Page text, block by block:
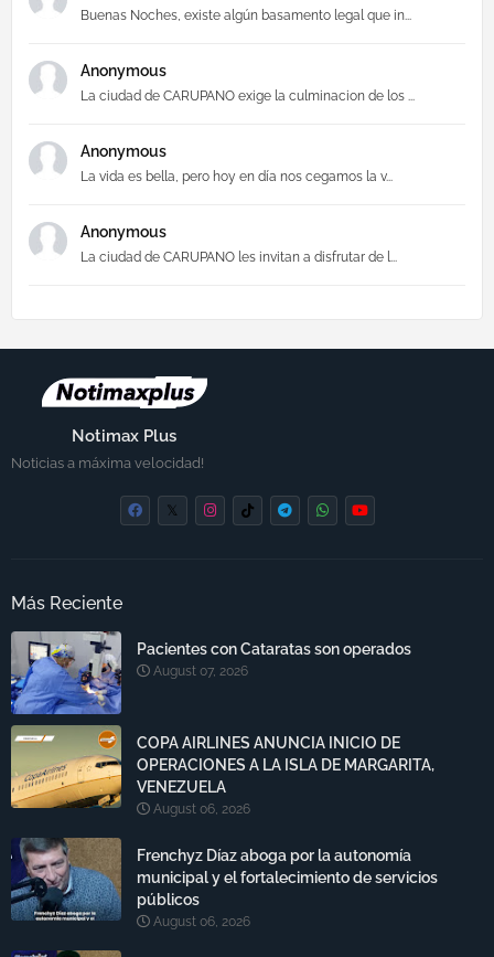
Buenas Noches, existe algún basamento legal que in...
Anonymous
La ciudad de CARUPANO exige la culminacion de los ...
Anonymous
La vida es bella, pero hoy en día nos cegamos la v...
Anonymous
La ciudad de CARUPANO les invitan a disfrutar de l...
Notimax Plus
Noticias a máxima velocidad!
Más Reciente
Pacientes con Cataratas son operados
August 07, 2026
COPA AIRLINES ANUNCIA INICIO DE
OPERACIONES A LA ISLA DE MARGARITA,
VENEZUELA
August 06, 2026
Frenchyz Díaz aboga por la autonomía
municipal y el fortalecimiento de servicios
públicos
August 06, 2026